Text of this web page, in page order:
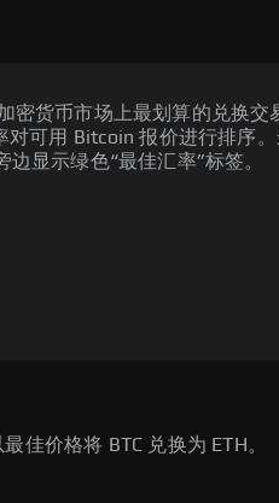
密货币市场上最划算的兑换交
对可用 Bitcoin 报价进行排序
显示绿色“最佳汇率”标签。
佳价格将 BTC 兑换为 ETH。